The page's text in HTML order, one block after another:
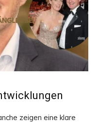
zeigen eine klare